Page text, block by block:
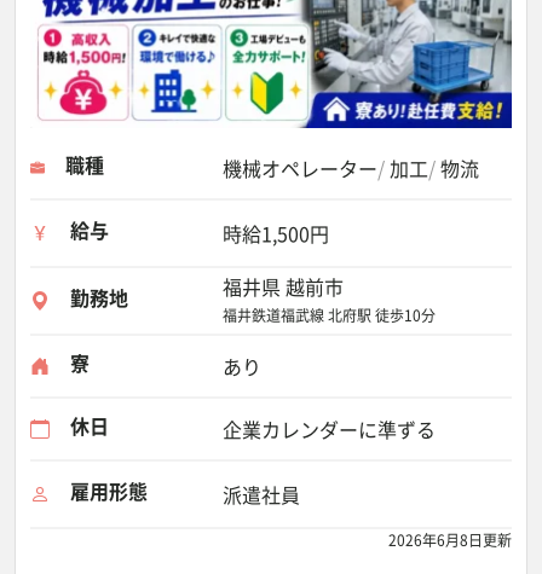
職種 機械オペレーター 加工 物流
給与 時給1,500円
勤務地 福井県 越前市
福井鉄道福武線 北府駅 徒歩10分
寮 あり
休日 企業カレンダーに準ずる
雇用形態 派遣社員
2026年6月8日更新